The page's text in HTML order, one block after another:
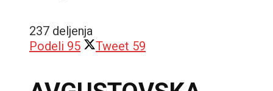
237 deljenja
Podeli 95 Tweet 59